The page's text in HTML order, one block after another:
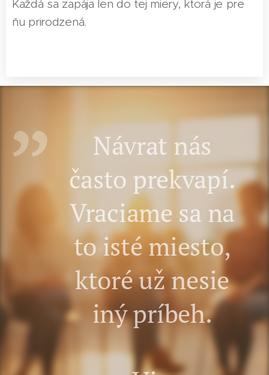
Každá sa zapája len do tej miery, ktorá je pre
ňu prirodzená.
Návrat nás
často prekvapí.
Vraciame sa na
to isté miesto,
ktoré už nesie
iný príbeh.